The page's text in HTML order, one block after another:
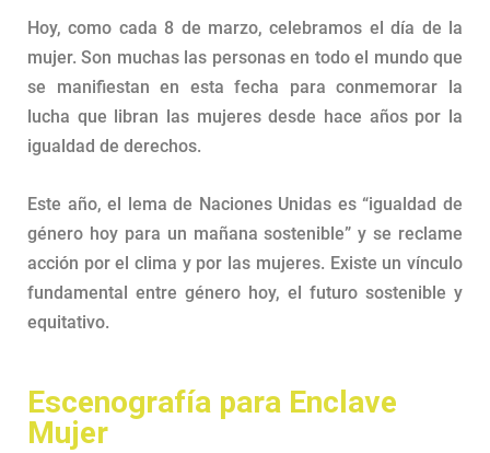
Hoy, como cada 8 de marzo, celebramos el día de la
mujer. Son muchas las personas en todo el mundo que
se manifiestan en esta fecha para conmemorar la
lucha que libran las mujeres desde hace años por la
igualdad de derechos.
Este año, el lema de Naciones Unidas es “igualdad de
género hoy para un mañana sostenible” y se reclame
acción por el clima y por las mujeres. Existe un vínculo
fundamental entre género hoy, el futuro sostenible y
equitativo.
Escenografía para Enclave
Mujer